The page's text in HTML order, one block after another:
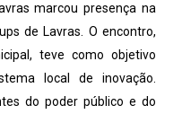
marcou presença na
de Lavras. O encontro,
teve como objetivo
local de inovação.
do poder público e do